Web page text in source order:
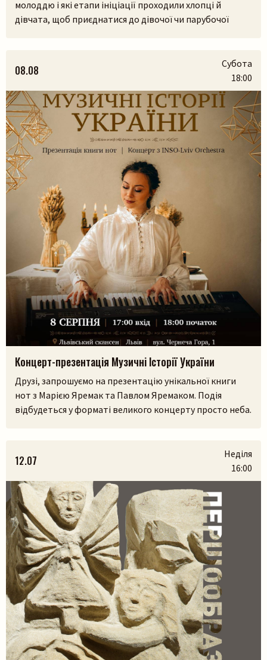
Пошук на сайті
Шукати
молоддю і які етапи ініціації проходили хлопці й
дівчата, щоб приєднатися до дівочої чи парубочої
дівоцтво і парубоцтво в українській традиції з
проєктом «Домів», […]
08.08
Субота
18:00
Концерт-презентація Музичні Історії України
Друзі, запрошуємо на презентацію унікальної книги
нот з Марією Яремак та Павлом Яремаком. Подія
відбудеться у форматі великого концерту просто неба.
народилися з українських легенд, природи та музики.
На вас чекають:– презентація книги разом з авторами
Марією Яремак та Павлом Яремаком.– […]
12.07
Неділя
16:00